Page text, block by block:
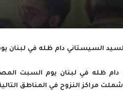
دام ظله في لبنان يوم السبت
مراكز النزوح في المناطق